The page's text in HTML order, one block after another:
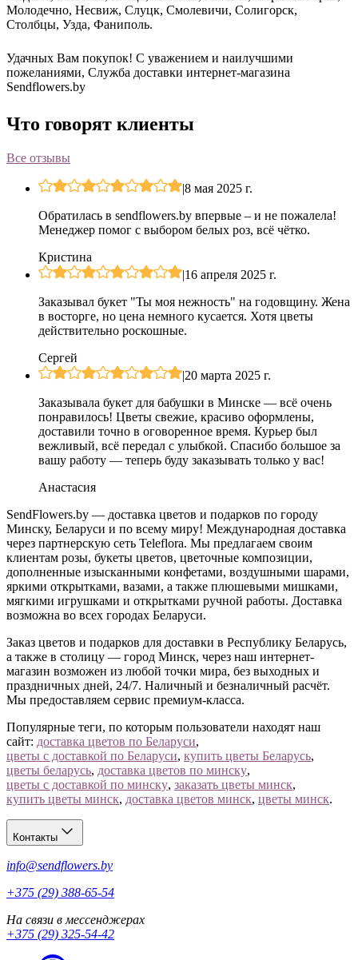
Молодечно, Несвиж, Слуцк, Смолевичи, Солигорск,
Столбцы, Узда, Фаниполь.
Удачных Вам покупок! С уважением и наилучшими
пожеланиями, Служба доставки интернет-магазина
Sendflowers.by
Что говорят клиенты
Все отзывы
|8 мая 2025 г.
Обратилась в sendflowers.by впервые – и не пожалела!
Менеджер помог с выбором белых роз, всё чётко.
Кристина
|16 апреля 2025 г.
Заказывал букет "Ты моя нежность" на годовщину. Жена
в восторге, но цена немного кусается. Хотя цветы
действительно роскошные.
Сергей
|20 марта 2025 г.
Заказывала букет для бабушки в Минске — всё очень
понравилось! Цветы свежие, красиво оформлены,
доставили точно в оговоренное время. Курьер был
вежливый, всё передал с улыбкой. Спасибо большое за
вашу работу — теперь буду заказывать только у вас!
Анастасия
SendFlowers.by — доставка цветов и подарков по городу
Минску, Беларуси и по всему миру! Международная доставка
через партнерскую сеть Teleflora. Мы предлагаем своим
клиентам розы, букеты цветов, цветочные композиции,
дополненные изысканными конфетами, воздушными шарами,
яркими открытками, вазами, а также плюшевыми мишками,
мягкими игрушками и открытками ручной работы. Доставка
возможна во всех городах Беларуси.
Заказ цветов и подарков для доставки в Республику Беларусь,
а также в столицу — город Минск, через наш интернет-
магазин возможен из любой точки мира, без выходных и
праздничных дней, 24/7. Наличный и безналичный расчёт.
Мы предоставляем сервис премиум-класса.
Популярные теги, по которым пользователи находят наш
сайт: доставка цветов по Беларуси,
цветы с доставкой по Беларуси, купить цветы Беларусь,
цветы беларусь, доставка цветов по минску,
цветы с доставкой по минску, заказать цветы минск,
купить цветы минск, доставка цветов минск, цветы минск.
Контакты
info@sendflowers.by
+375 (29) 388-65-54
На связи в мессенджерах
+375 (29) 325-54-42